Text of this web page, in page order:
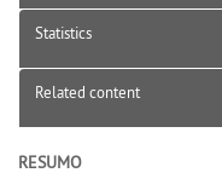
Statistics
Related content
RESUMO